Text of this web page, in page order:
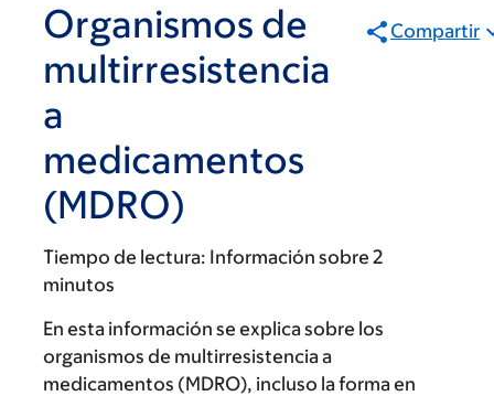
Organismos de
multirresistencia
a
medicamentos
(MDRO)
Compartir
Tiempo de lectura: Información sobre 2
minutos
En esta información se explica sobre los
organismos de multirresistencia a
medicamentos (MDRO), incluso la forma en